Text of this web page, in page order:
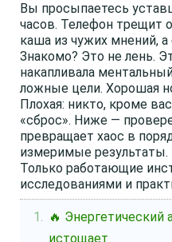
Вы просыпаетесь
часов. Телефон трещит
каша из чужих мнений, а
Знакомо? Это не лень.
накапливала
ложные цели. Хорошая
Плохая: никто, кроме
«сброс». Ниже —
превращает хаос в
измеримые результаты.
Только работающие
исследованиями и
🔥 Энергетический
истощает